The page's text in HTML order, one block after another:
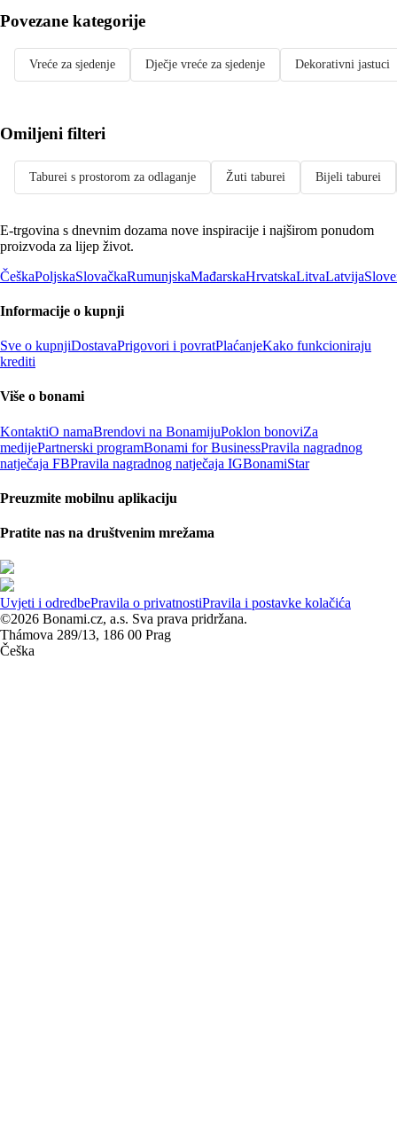
Povezane kategorije
Vreće za sjedenje Dječje vreće za sjedenje Dekorativni jastuci
Omiljeni filteri
Taburei s prostorom za odlaganje Žuti taburei Bijeli taburei
E-trgovina s dnevnim dozama nove inspiracije i najširom ponudom
proizvoda za lijep život.
ČeškaPoljskaSlovačkaRumunjskaMađarskaHrvatskaLitvaLatvija
Informacije o kupnji
Sve o kupnjiDostavaPrigovori i povratPlaćanjeKako funkcioniraju
krediti
Više o bonami
KontaktiO namaBrendovi na BonamijuPoklon bonoviZa
medijePartnerski programBonami for BusinessPravila nagradnog
natječaja FBPravila nagradnog natječaja IGBonamiStar
Preuzmite mobilnu aplikaciju
Pratite nas na društvenim mrežama
Uvjeti i odredbePravila o privatnostiPravila i postavke kolačića
©2026 Bonami.cz, a.s. Sva prava pridržana.
Thámova 289/13, 186 00 Prag
Češka